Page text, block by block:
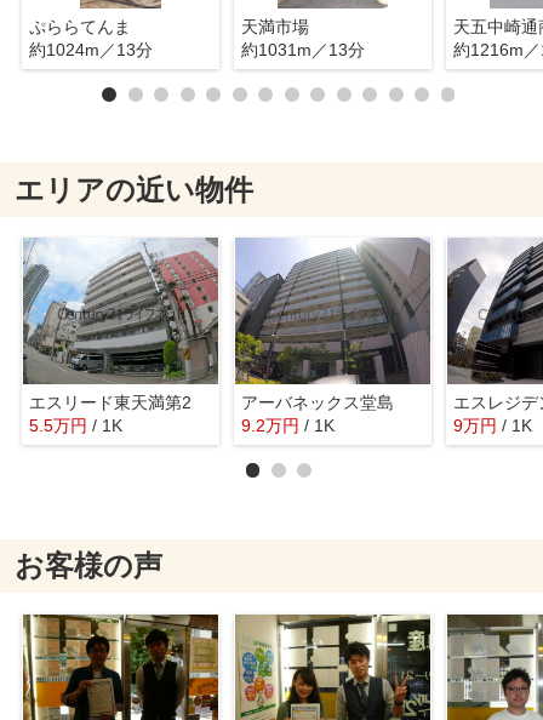
ぷららてんま
約1024m／13分
天満市場
約1031m／13分
天五中崎通
約1216m
エリアの近い物件
エスリード東天満第2
5.5万円 / 1K
アーバネックス堂島
9.2万円 / 1K 9万円 / 1K
お客様の声